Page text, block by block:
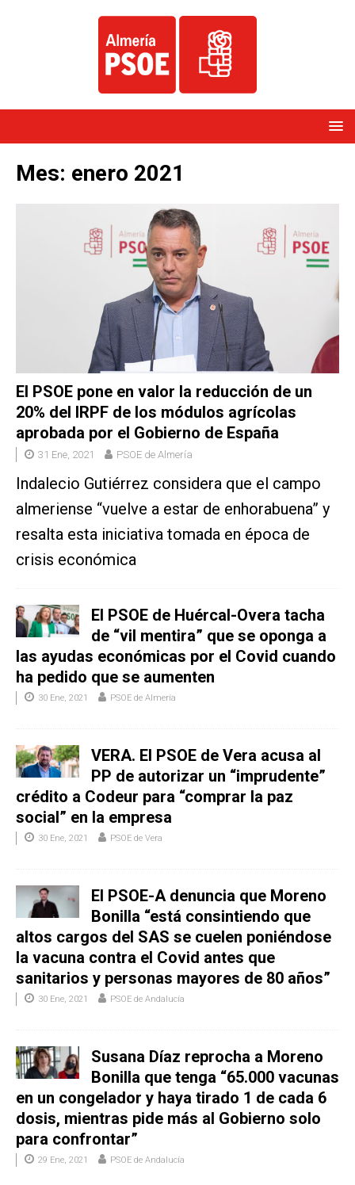
Mes: enero 2021
El PSOE pone en valor la reducción de un
20% del IRPF de los módulos agrícolas
aprobada por el Gobierno de España
31 Ene, 2021 PSOE de Almería
Indalecio Gutiérrez considera que el campo
almeriense “vuelve a estar de enhorabuena” y
resalta esta iniciativa tomada en época de
crisis económica
El PSOE de Huércal-Overa tacha
de “vil mentira” que se oponga a
las ayudas económicas por el Covid cuando
ha pedido que se aumenten
30 Ene, 2021 PSOE de Almería
VERA. El PSOE de Vera acusa al
PP de autorizar un “imprudente”
crédito a Codeur para “comprar la paz
social” en la empresa
30 Ene, 2021 PSOE de Vera
El PSOE-A denuncia que Moreno
Bonilla “está consintiendo que
altos cargos del SAS se cuelen poniéndose
la vacuna contra el Covid antes que
sanitarios y personas mayores de 80 años”
30 Ene, 2021 PSOE de Andalucía
Susana Díaz reprocha a Moreno
Bonilla que tenga “65.000 vacunas
en un congelador y haya tirado 1 de cada 6
dosis, mientras pide más al Gobierno solo
para confrontar”
29 Ene, 2021 PSOE de Andalucía